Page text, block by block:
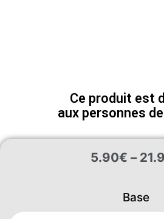
Ce produit est
aux personnes
5.90€ –
5.90€
à
Base